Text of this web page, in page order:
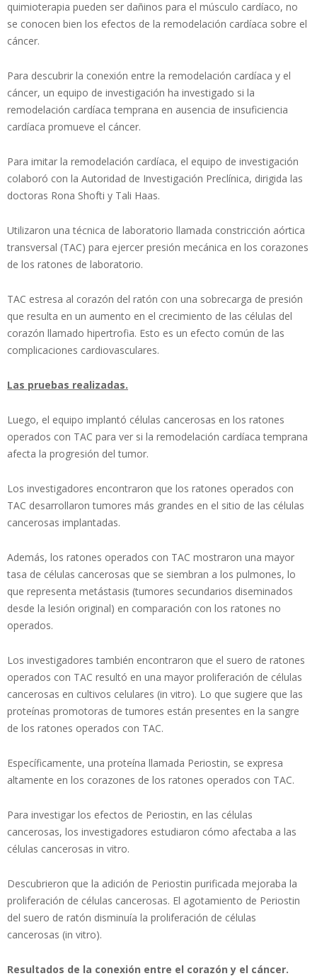
quimioterapia pueden ser dañinos para el músculo cardíaco, no
se conocen bien los efectos de la remodelación cardíaca sobre el
cáncer.
Para descubrir la conexión entre la remodelación cardíaca y el
cáncer, un equipo de investigación ha investigado si la
remodelación cardíaca temprana en ausencia de insuficiencia
cardíaca promueve el cáncer.
Para imitar la remodelación cardíaca, el equipo de investigación
colaboró con la Autoridad de Investigación Preclínica, dirigida las
doctoras Rona Shofti y Tali Haas.
Utilizaron una técnica de laboratorio llamada constricción aórtica
transversal (TAC) para ejercer presión mecánica en los corazones
de los ratones de laboratorio.
TAC estresa al corazón del ratón con una sobrecarga de presión
que resulta en un aumento en el crecimiento de las células del
corazón llamado hipertrofia. Esto es un efecto común de las
complicaciones cardiovasculares.
Las pruebas realizadas.
Luego, el equipo implantó células cancerosas en los ratones
operados con TAC para ver si la remodelación cardíaca temprana
afecta la progresión del tumor.
Los investigadores encontraron que los ratones operados con
TAC desarrollaron tumores más grandes en el sitio de las células
cancerosas implantadas.
Además, los ratones operados con TAC mostraron una mayor
tasa de células cancerosas que se siembran a los pulmones, lo
que representa metástasis (tumores secundarios diseminados
desde la lesión original) en comparación con los ratones no
operados.
Los investigadores también encontraron que el suero de ratones
operados con TAC resultó en una mayor proliferación de células
cancerosas en cultivos celulares (in vitro). Lo que sugiere que las
proteínas promotoras de tumores están presentes en la sangre
de los ratones operados con TAC.
Específicamente, una proteína llamada Periostin, se expresa
altamente en los corazones de los ratones operados con TAC.
Para investigar los efectos de Periostin, en las células
cancerosas, los investigadores estudiaron cómo afectaba a las
células cancerosas in vitro.
Descubrieron que la adición de Periostin purificada mejoraba la
proliferación de células cancerosas. El agotamiento de Periostin
del suero de ratón disminuía la proliferación de células
cancerosas (in vitro).
Resultados de la conexión entre el corazón y el cáncer.